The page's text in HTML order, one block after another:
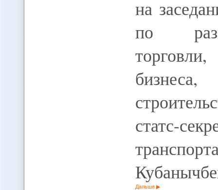
на
по
бизнеса,
статс-
Дальше